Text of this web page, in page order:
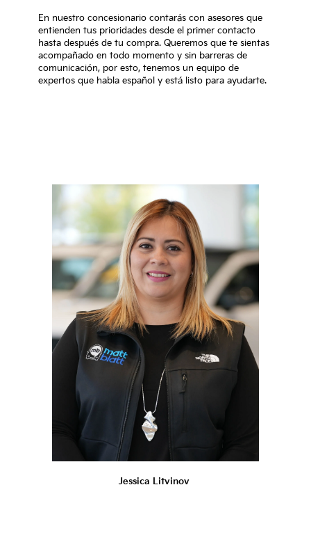
En nuestro concesionario contarás con asesores que
entienden tus prioridades desde el primer contacto
hasta después de tu compra. Queremos que te sientas
acompañado en todo momento y sin barreras de
comunicación, por esto, tenemos un equipo de
expertos que habla español y está listo para ayudarte.
Jessica Litvinov